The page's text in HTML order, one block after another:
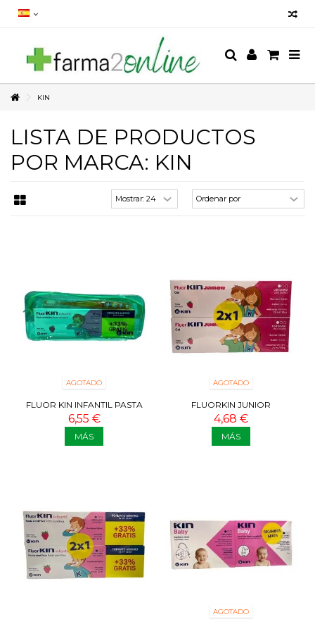
KIN
LISTA DE PRODUCTOS
POR MARCA: KIN
AGOTADO
FLUOR KIN INFANTIL PASTA
CON CEPILLO Y ESTUCHE
6,55 €
MÁS
AGOTADO
FLUORKIN JUNIOR
DENTÍFRICO 2X1
4,68 €
MÁS
AGOTADO